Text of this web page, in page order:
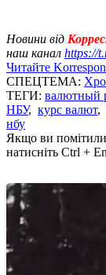
Новини від
наш канал https://
Читайте
СПЕЦТЕМА:
ТЕГИ: валютный
НБУ, курс валют,
нбу
Якщо ви помітили
натисніть Ctrl +